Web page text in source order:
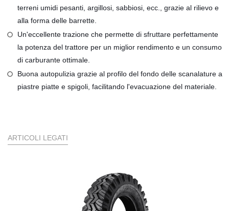
terreni umidi pesanti, argillosi, sabbiosi, ecc., grazie al rilievo e
alla forma delle barrette.
Un'eccellente trazione che permette di sfruttare perfettamente
la potenza del trattore per un miglior rendimento e un consumo
di carburante ottimale.
Buona autopulizia grazie al profilo del fondo delle scanalature a
piastre piatte e spigoli, facilitando l'evacuazione del materiale.
ARTICOLI LEGATI